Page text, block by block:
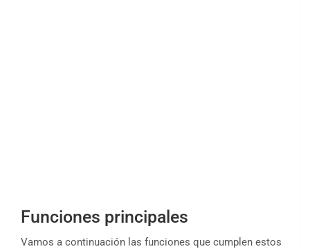
Funciones principales
Vamos a continuación las funciones que cumplen estos